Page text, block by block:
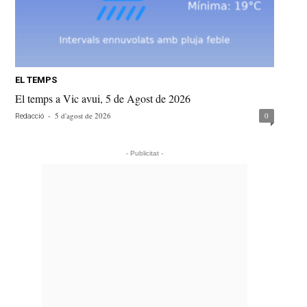
EL TEMPS
El temps a Vic avui, 5 de Agost de 2026
Redacció - 5 d'agost de 2026 0
- Publicitat -